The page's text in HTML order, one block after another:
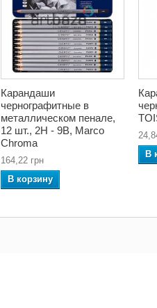
Карандаши
чернографитные в
металлическом пенале,
12 шт., 2H - 9B, Marco
Chroma
164,22 грн
В корзину
В